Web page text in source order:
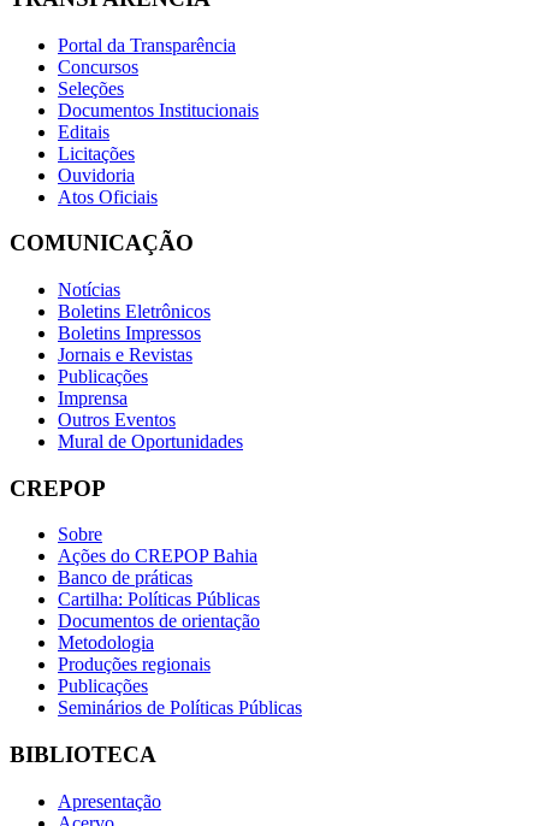
Portal da Transparência
Concursos
Seleções
Documentos Institucionais
Editais
Licitações
Ouvidoria
Atos Oficiais
COMUNICAÇÃO
Notícias
Boletins Eletrônicos
Boletins Impressos
Jornais e Revistas
Publicações
Imprensa
Outros Eventos
Mural de Oportunidades
CREPOP
Sobre
Ações do CREPOP Bahia
Banco de práticas
Cartilha: Políticas Públicas
Documentos de orientação
Metodologia
Produções regionais
Publicações
Seminários de Políticas Públicas
BIBLIOTECA
Apresentação